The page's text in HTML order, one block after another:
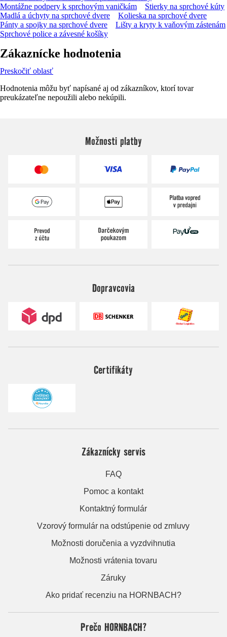
Montážne podpery k sprchovým vaničkám
Stierky na sprchové kúty
Madlá a úchyty na sprchové dvere
Kolieska na sprchové dvere
Pánty a spojky na sprchové dvere
Lišty a kryty k vaňovým zástenám
Sprchové police a závesné košíky
Zákaznícke hodnotenia
Preskočiť oblasť
Hodnotenia môžu byť napísané aj od zákazníkov, ktorí tovar
preukázateľne nepoužili alebo nekúpili.
Možnosti platby
Dopravcovia
Certifikáty
Zákaznícky servis
FAQ
Pomoc a kontakt
Kontaktný formulár
Vzorový formulár na odstúpenie od zmluvy
Možnosti doručenia a vyzdvihnutia
Možnosti vrátenia tovaru
Záruky
Ako pridať recenziu na HORNBACH?
Prečo HORNBACH?